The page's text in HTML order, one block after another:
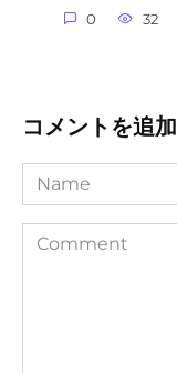
0 32
コメントを追加
Name
Comment